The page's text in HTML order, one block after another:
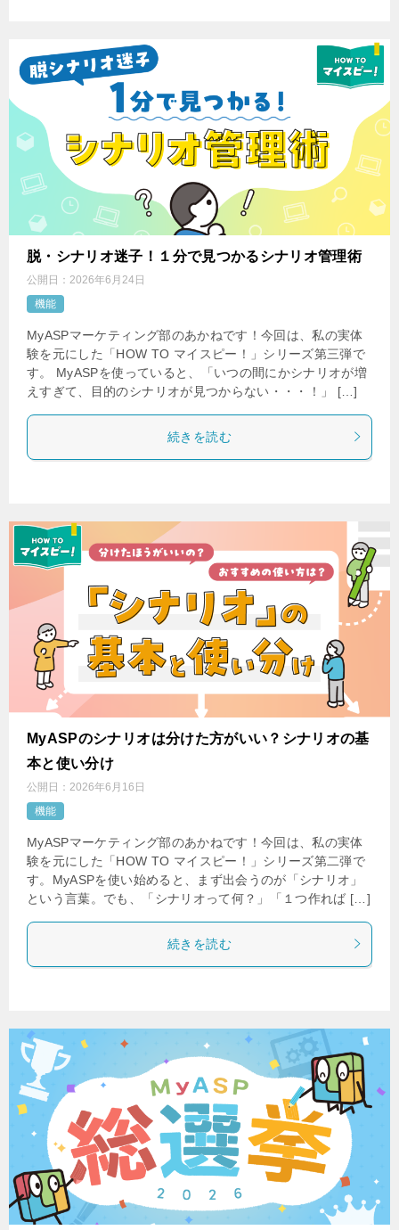
脱・シナリオ迷子！１分で見つかるシナリオ管理術
公開日： 2026年6月24日
機能
MyASPマーケティング部のあかねです！今回は、私の実体
験を元にした「HOW TO マイスピー！」シリーズ第三弾で
す。 MyASPを使っていると、「いつの間にかシナリオが増
えすぎて、目的のシナリオが見つからない・・・！」 […]
続きを読む
MyASPのシナリオは分けた方がいい？シナリオの基
本と使い分け
公開日： 2026年6月16日
機能
MyASPマーケティング部のあかねです！今回は、私の実体
験を元にした「HOW TO マイスピー！」シリーズ第二弾で
す。MyASPを使い始めると、まず出会うのが「シナリオ」
という言葉。でも、「シナリオって何？」「１つ作れば […]
続きを読む